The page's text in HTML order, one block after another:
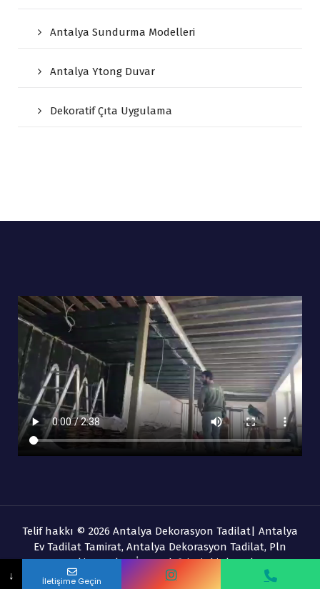
Antalya Sundurma Modelleri
Antalya Ytong Duvar
Dekoratif Çıta Uygulama
Telif hakkı © 2026 Antalya Dekorasyon Tadilat| Antalya
Ev Tadilat Tamirat, Antalya Dekorasyon Tadilat, Pln
Banyo Ekipmanları İnş. Ltd. Şti. Ait bir kuruluştur.
↓ İletişime Geçin